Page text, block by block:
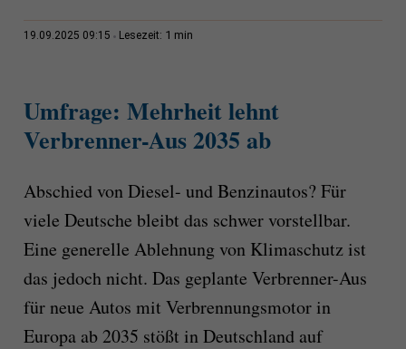
19.09.2025 09:15 Lesezeit: 1 min
Umfrage: Mehrheit lehnt
Verbrenner-Aus 2035 ab
Abschied von Diesel- und Benzinautos? Für
viele Deutsche bleibt das schwer vorstellbar.
Eine generelle Ablehnung von Klimaschutz ist
das jedoch nicht. Das geplante Verbrenner-Aus
für neue Autos mit Verbrennungsmotor in
Europa ab 2035 stößt in Deutschland auf